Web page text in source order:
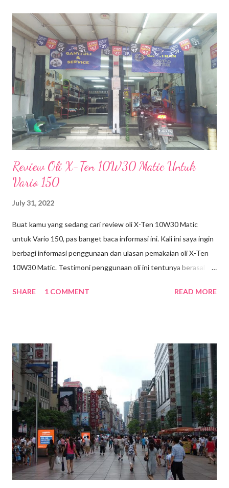
dalam amplop hijau diselimuti lembar kuitansi pembelian.
Sebenarnya belum butuh-butuh amat untuk menjual LM, tapi
mengingat mau buat modal usaha. Setelah dipandang, dipikir dan
diputuskan, harus rela melepas LM pertamaku dari genggaman
🥺. Browsing kira-kira dimana tempat yang oke buat buyback LM.
Kalau mau gampang, bisa aja sih jual di toko emas atau butik
jewellery. Pernah iseng tanya ke toko emas (yang ngga jualan
LM), eh malah LM-nya d...
Review Oli X-Ten 10W30 Matic Untuk
Vario 150
July 31, 2022
Buat kamu yang sedang cari review oli X-Ten 10W30 Matic
untuk Vario 150, pas banget baca informasi ini. Kali ini saya ingin
berbagi informasi penggunaan dan ulasan pemakaian oli X-Ten
10W30 Matic. Testimoni penggunaan oli ini tentunya berasal
Vario 150 keluaran tahun 2018. Untuk menjaga performa Honda
UI Kelapa Dua, Depok. Kebetulan dekat dengan area tempat
tinggal. Sebenarnya ini kedua kalinya saya ganti oli di sini. Yang
pertama sudah mencapai 4.000an kilometer. Kalau mengacu dari
waktu pergantian standar oli X-Ten bisa lebih lama hingga 2x
lipat dibandingkan oli biasa, bisa ganti oli setiap kurang lebih
5.000 km. Tapi, tetap saya ganti buat menjaga performa mesin
motor. Spesifikasi Oli Nama Produk : XT - 30 Matic Viskosita...
SHARE 1 COMMENT READ MORE